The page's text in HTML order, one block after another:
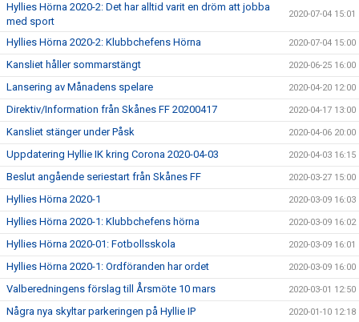
Hyllies Hörna 2020-2: Det har alltid varit en dröm att jobba
med sport
2020-07-04 15:01
Hyllies Hörna 2020-2: Klubbchefens Hörna 2020-07-04 15:00
Kansliet håller sommarstängt 2020-06-25 16:00
Lansering av Månadens spelare 2020-04-20 12:00
Direktiv/Information från Skånes FF 20200417 2020-04-17 13:00
Kansliet stänger under Påsk 2020-04-06 20:00
Uppdatering Hyllie IK kring Corona 2020-04-03 2020-04-03 16:15
Beslut angående seriestart från Skånes FF 2020-03-27 15:00
Hyllies Hörna 2020-1 2020-03-09 16:03
Hyllies Hörna 2020-1: Klubbchefens hörna 2020-03-09 16:02
Hyllies Hörna 2020-01: Fotbollsskola 2020-03-09 16:01
Hyllies Hörna 2020-1: Ordföranden har ordet 2020-03-09 16:00
Valberedningens förslag till Årsmöte 10 mars 2020-03-01 12:50
Några nya skyltar parkeringen på Hyllie IP 2020-01-10 12:18